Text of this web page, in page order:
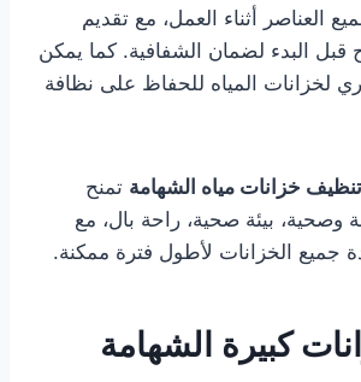
العناصر أثناء العمل، مع تقديم
قبل البدء لضمان الشفافية. كما يمكن
لخزانات المياه للحفاظ على نظافة
تنظيف خزانات مياه الشهامة تمنح
وصحية، بيئة صحية، راحة بال، مع
جميع الخزانات لأطول فترة ممكنة.
كبيرة الشهامة